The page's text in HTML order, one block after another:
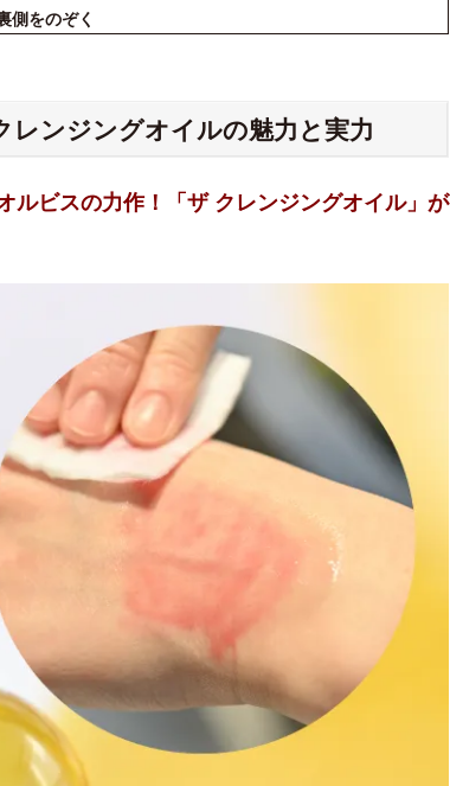
側をのぞく
レンジングオイルの魅力と実力
ルビスの力作！「ザ クレンジングオイル」が